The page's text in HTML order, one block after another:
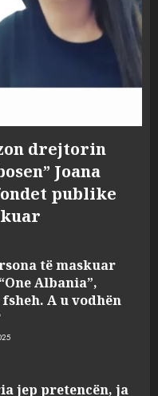
drejtorin
Joana
publike
të maskuar
Albania”,
A u vodhën
jep pretencën, ja